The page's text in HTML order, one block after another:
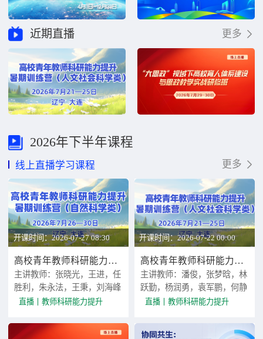
近期直播 更多
2026年下半年课程
线上直播学习课程 更多
开课时间：2026-07-27 08:30
高校青年教师科研能力提升暑期训练营（自然科学类）
主讲教师：张晓光，王进，任
胜利，朱永法，王秉，刘海峰
直播 教师科研能力提升
开课时间：2026-07-22 00:00
高校青年教师科研能力提升暑期训练营（人文社会科学类）
主讲教师：潘俊，张梦晗，林
跃勤，杨润勇，袁军鹏，何静
直播 教师科研能力提升